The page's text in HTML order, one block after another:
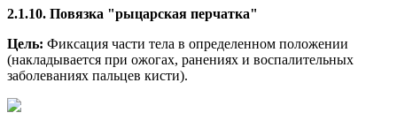
2.1.10. Повязка "рыцарская перчатка"
Цель: Фиксация части тела в определенном положении
(накладывается при ожогах, ранениях и воспалительных
заболеваниях пальцев кисти).